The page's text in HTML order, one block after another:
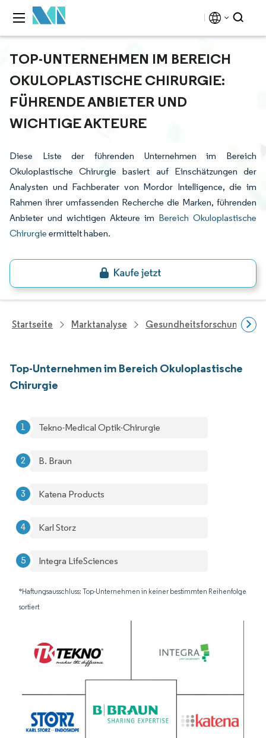
TOP-UNTERNEHMEN IM BEREICH
OKULOPLASTISCHE CHIRURGIE:
FÜHRENDE ANBIETER UND
WICHTIGE AKTEURE
Diese Liste der führenden Unternehmen im Bereich
Okuloplastische Chirurgie basiert auf Einschätzungen der
Analysten und Fachberater von Mordor Intelligence, die im
Rahmen ihrer umfassenden Recherche die Marken, führenden
Anbieter und wichtigen Akteure im Bereich Okuloplastische
Chirurgie ermittelt haben.
Startseite Marktanalyse Gesundheitsforschung
Top-Unternehmen im Bereich Okuloplastische
Chirurgie
Tekno-Medical Optik-Chirurgie
B. Braun
Katena Products
Karl Storz
Integra LifeSciences
*Haftungsausschluss: Top-Unternehmen in keiner bestimmten Reihenfolge
sortiert